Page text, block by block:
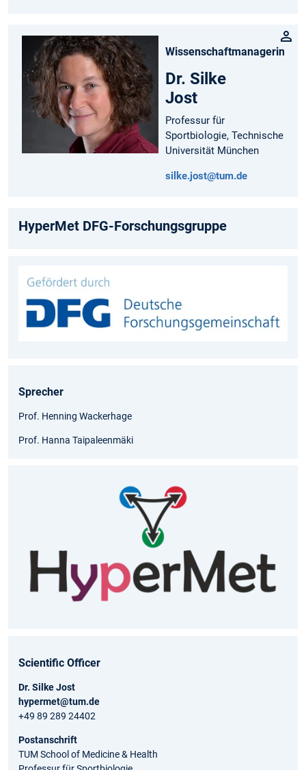
Wissenschaftmanagerin
Dr. Silke
Jost
Professur für
Sportbiologie, Technische
Universität München
silke.jost@tum.de
HyperMet DFG-Forschungsgruppe
Sprecher
Prof. Henning Wackerhage
Prof. Hanna Taipaleenmäki
Scientific Officer
Dr. Silke Jost
hypermet@tum.de
+49 89 289 24402
Postanschrift
TUM School of Medicine & Health